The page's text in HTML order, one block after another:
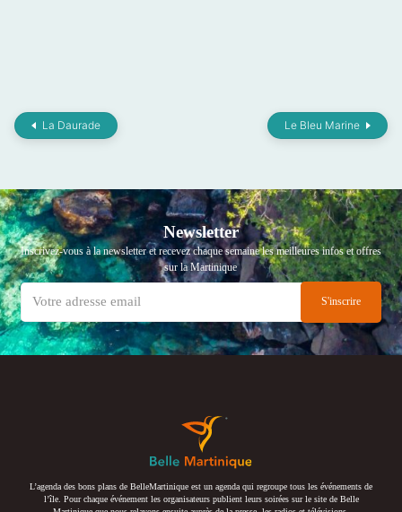
La Daurade Le Bleu Marine
Newsletter
Inscrivez-vous à la newsletter et recevez chaque semaine les meilleures infos et offres
sur la Martinique
L’agenda des bons plans de BelleMartinique est un agenda qui regroupe tous les événements de
l’île. Pour chaque événement les organisateurs publient leurs soirées sur le site de Belle